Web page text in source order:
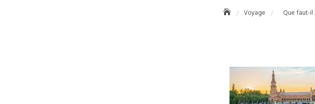
Voyage Que faut-il